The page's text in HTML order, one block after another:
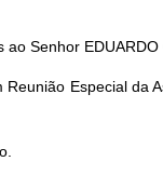
Senhor EDUARDO
Especial da